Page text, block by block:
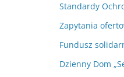
Standardy
Zapytania
Fundusz
Dzienny Dom